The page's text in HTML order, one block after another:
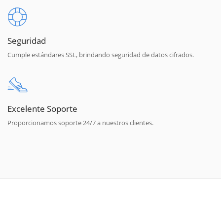
Seguridad
Cumple estándares SSL, brindando seguridad de datos cifrados.
Excelente Soporte
Proporcionamos soporte 24/7 a nuestros clientes.